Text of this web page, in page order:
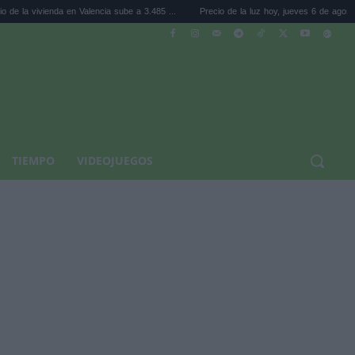
en Valencia sube a 3.485 ... Precio de la luz hoy, jueves 6 de agosto: la hora ...
TIEMPO VIDEOJUEGOS